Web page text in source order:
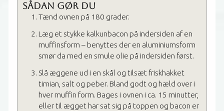
Sådan gør du
Tænd ovnen på 180 grader.
Læg et stykke kalkunbacon på indersiden af en
muffinsform – benyttes der en aluminiumsform
smør da med en smule olie på indersiden først.
Slå æggene ud i en skål og tilsæt friskhakket
timian, salt og peber. Bland godt og hæld over i
hver muffin form. Bages i ovnen i ca. 15 minutter,
eller til ægget har sat sig på toppen og bacon er